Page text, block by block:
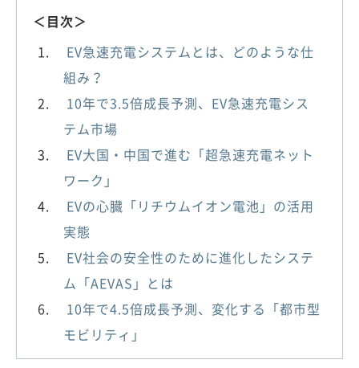
＜目次＞
EV急速充電システムとは、どのような仕
組み？
10年で3.5倍成長予測、EV急速充電シス
テム市場
EV大国・中国で進む「超急速充電ネット
ワーク」
EVの心臓「リチウムイオン電池」の活用
実態
EV社会の安全性のために進化したシステ
ム「AEVAS」とは
10年で4.5倍成長予測、変化する「都市型
モビリティ」